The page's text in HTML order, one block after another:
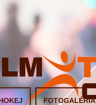
FOTOGALÉRIA